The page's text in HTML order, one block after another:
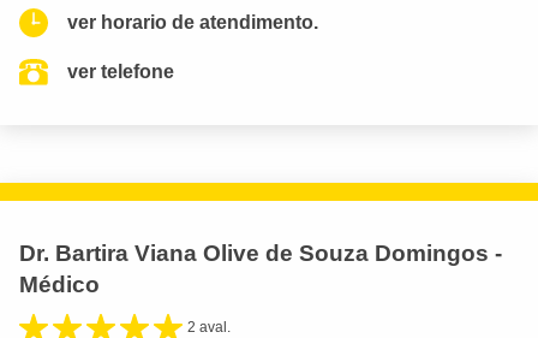
ver horario de atendimento.
ver telefone
Dr. Bartira Viana Olive de Souza Domingos -
Médico
2 aval.